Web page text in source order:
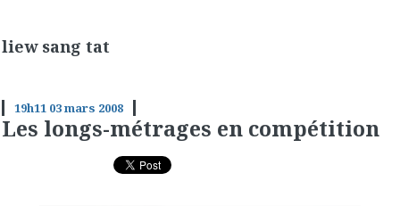
liew sang tat
19h11 03mars 2008
Les longs-métrages en compétition